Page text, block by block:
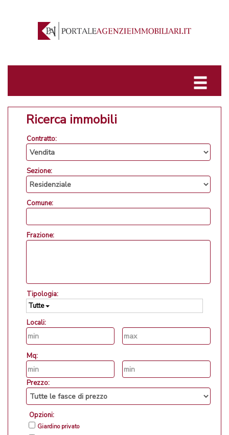
Ricerca immobili
Contratto:
Sezione:
Comune:
Frazione:
Tipologia:
Tutte
Locali:
Mq:
Prezzo:
Opzioni:
Giardino privato